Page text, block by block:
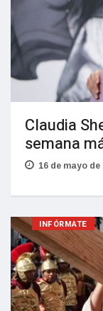
Claudia
semana
16 de mayo de
INFÓRMATE